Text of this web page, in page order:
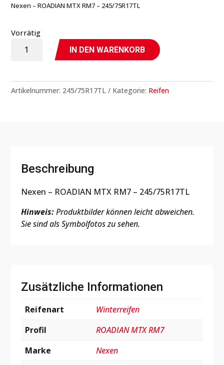
Nexen – ROADIAN MTX RM7 – 245/75R17TL
Vorrätig
ROADIAN
MTX
-
245/75R17TL
IN DEN WARENKORB
Artikelnummer: 245/75R17TL Kategorie: Reifen
Beschreibung
Nexen – ROADIAN MTX RM7 – 245/75R17TL
Hinweis:Produktbilder können leicht abweichen.
Sie sind als Symbolfotos zu sehen.
Zusätzliche Informationen
Reifenart
Winterreifen
Profil
ROADIAN MTX RM7
Marke
Nexen